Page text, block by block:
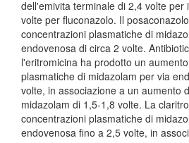
dell'emivita terminale di 2,4 volte per
volte per fluconazolo. Il
concentrazioni plasmatiche di
endovenosa di circa 2 volte.
l'eritromicina ha prodotto un
plasmatiche di midazolam per via
volte, in associazione a un aumento
midazolam di 1,5-1,8 volte. La
concentrazioni plasmatiche di
endovenosa fino a 2,5 volte, in